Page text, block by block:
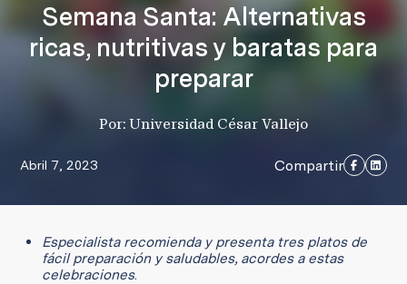
Semana Santa: Alternativas
ricas, nutritivas y baratas para
preparar
Por: Universidad César Vallejo
Abril 7, 2023 Compartir
Especialista recomienda y presenta tres platos de
fácil preparación y saludables, acordes a estas
celebraciones.